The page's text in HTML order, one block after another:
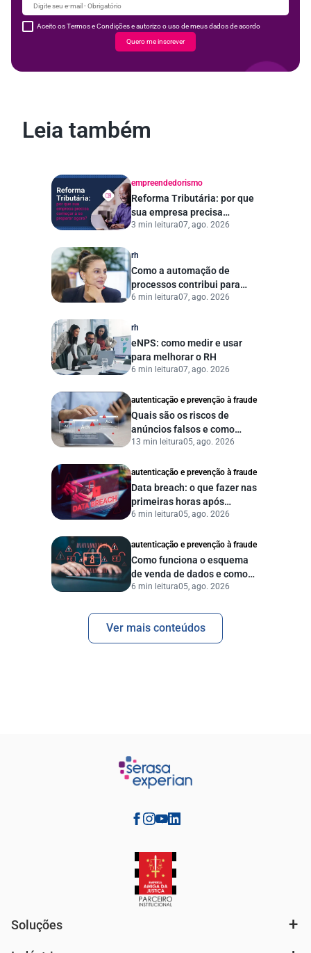
Aceito os Termos e Condições e autorizo o uso de meus dados de acordo
Quero me inscrever
Leia também
empreendedorismo
Reforma Tributária: por que
sua empresa precisa
começar a se preparar
3 min leitura07, ago. 2026
rh
Como a automação de
processos contribui para
uma gestão pública mais
6 min leitura07, ago. 2026
rh
eNPS: como medir e usar
para melhorar o RH
6 min leitura07, ago. 2026
autenticação e prevenção à fraude
Quais são os riscos de
anúncios falsos e como
proteger seu negócio?
13 min leitura05, ago. 2026
autenticação e prevenção à fraude
Data breach: o que fazer nas
primeiras horas após
vazamento de dados?
6 min leitura05, ago. 2026
autenticação e prevenção à fraude
Como funciona o esquema
de venda de dados e como
proteger sua empresa?
6 min leitura05, ago. 2026
Ver mais conteúdos
Soluções